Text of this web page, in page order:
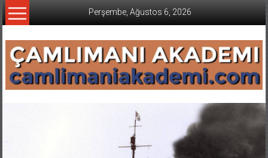
İçeriğe
geç
Perşembe, Ağustos 6, 2026